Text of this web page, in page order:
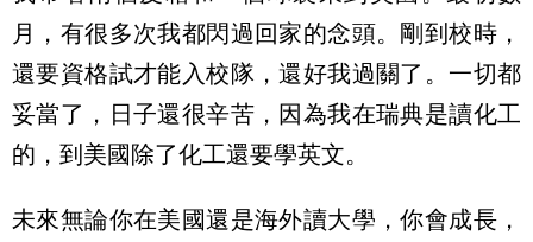
月，有很多次我都閃過回家的念頭。剛到校時，
還要資格試才能入校隊，還好我過關了。一切都
妥當了，日子還很辛苦，因為我在瑞典是讀化工
的，到美國除了化工還要學英文。
未來無論你在美國還是海外讀大學，你會成長，